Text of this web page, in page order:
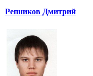
Репников Дмитрий